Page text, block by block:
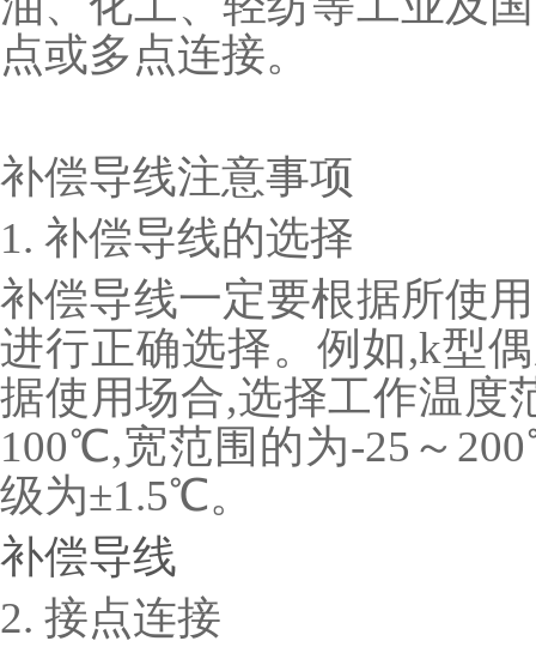
点或多点连接。
补偿导线注意事项
1. 补偿导线的选择
补偿导线一定要根据所使
进行正确选择。例如,k型
据使用场合,选择工作温度
100℃,宽范围的为-25～
级为±1.5℃。
补偿导线
2. 接点连接